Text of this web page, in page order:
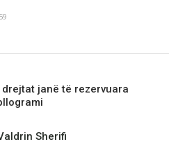
janë të rezervuara
Sherifi